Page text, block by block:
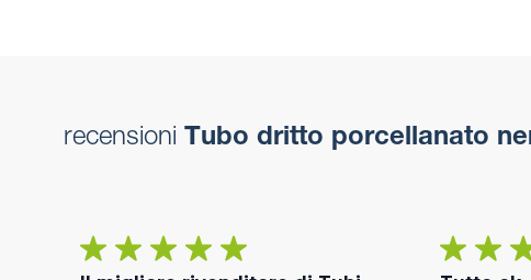
recensioni Tubo dritto porcellanato